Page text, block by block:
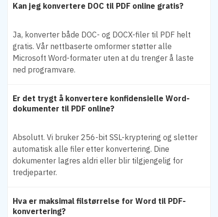
Kan jeg konvertere DOC til PDF online gratis?
Ja, konverter både DOC- og DOCX-filer til PDF helt
gratis. Vår nettbaserte omformer støtter alle
Microsoft Word-formater uten at du trenger å laste
ned programvare.
Er det trygt å konvertere konfidensielle Word-
dokumenter til PDF online?
Absolutt. Vi bruker 256-bit SSL-kryptering og sletter
automatisk alle filer etter konvertering. Dine
dokumenter lagres aldri eller blir tilgjengelig for
tredjeparter.
Hva er maksimal filstørrelse for Word til PDF-
konvertering?